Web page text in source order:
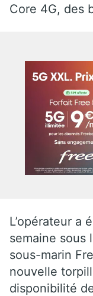
Core 4G, des
L’opérateur a
semaine sous
sous-marin
nouvelle
disponibilité